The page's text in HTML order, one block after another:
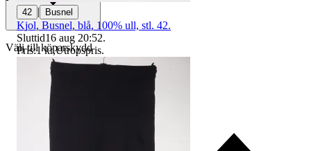
Välj till köparskydd
42 | Busnel
Kjol, Busnel, blå, 100% ull, stl. 42.
Sluttid16 aug 20:52.
Pris:1 kr,Utropspris.